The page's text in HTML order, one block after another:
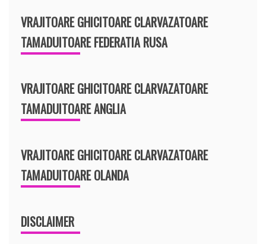
VRAJITOARE GHICITOARE CLARVAZATOARE
TAMADUITOARE FEDERATIA RUSA
VRAJITOARE GHICITOARE CLARVAZATOARE
TAMADUITOARE ANGLIA
VRAJITOARE GHICITOARE CLARVAZATOARE
TAMADUITOARE OLANDA
DISCLAIMER